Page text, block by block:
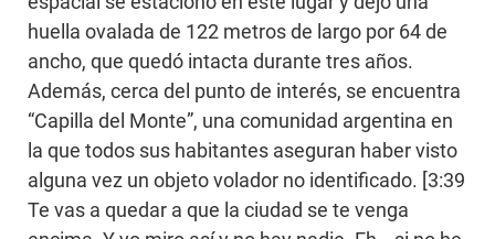
huella ovalada de 122 metros de largo por 64 de
ancho, que quedó intacta durante tres años.
Además, cerca del punto de interés, se encuentra
“Capilla del Monte”, una comunidad argentina en
la que todos sus habitantes aseguran haber visto
alguna vez un objeto volador no identificado. [3:39
Te vas a quedar a que la ciudad se te venga